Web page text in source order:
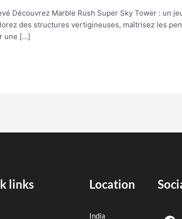
Découvrez Marble Rush Super Sky Tower : un
des structures vertigineuses, maîtrisez les
une […]
links Location
India F